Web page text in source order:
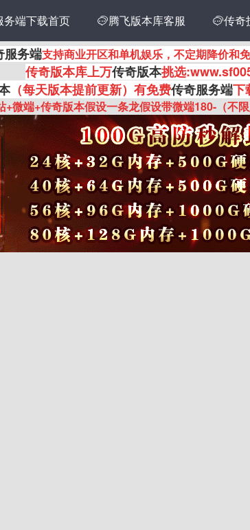
务端下载首页 腾飞版本库客服 传奇
服务端支持商业开区和单机娱乐，不定期降价和
传奇版本库上万传奇版本挑选
（每天版本提前更新）有免费传奇服务端下
+微端+传奇版本假设一条龙假设带微端180-（不